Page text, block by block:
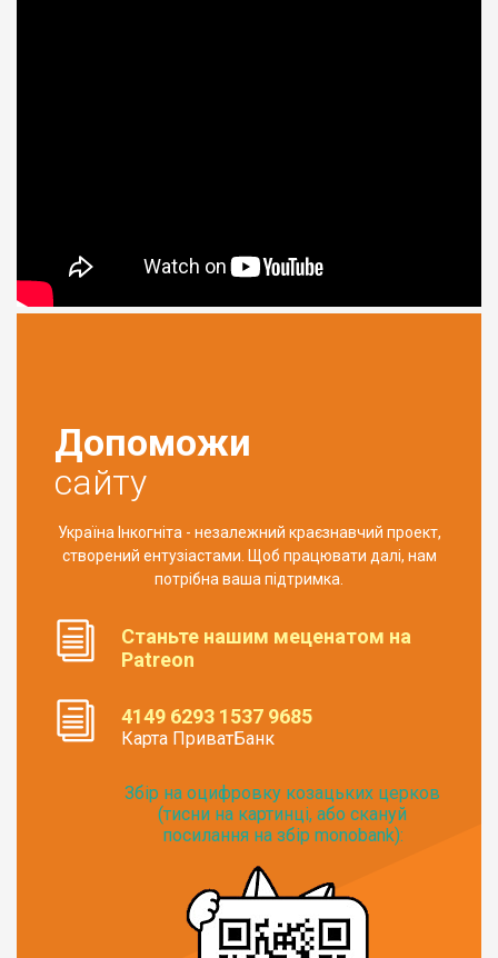
Допоможи
сайту
Україна Інкогніта - незалежний краєзнавчий проект,
створений ентузіастами. Щоб працювати далі, нам
потрібна ваша підтримка.
Станьте нашим меценатом на
Patreon
4149 6293 1537 9685
Карта ПриватБанк
Збір на оцифровку козацьких церков
(тисни на картинці, або скануй
посилання на збір monobank):